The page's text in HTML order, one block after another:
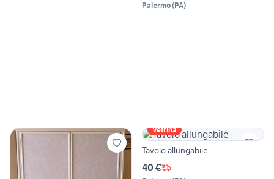
Palermo(PA)
Vetrina
Tavolo allungabile
40 €